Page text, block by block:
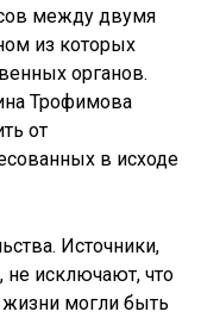
между двумя
из которых
органов.
Трофимова
от
в исходе
Источники,
исключают, что
могли быть